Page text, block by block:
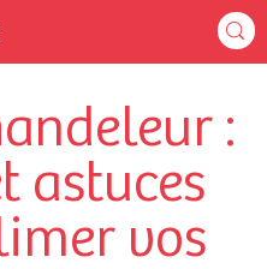
:
astuces
vos